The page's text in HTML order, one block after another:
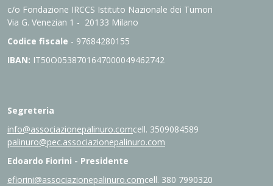
c/o Fondazione IRCCS Istituto Nazionale dei Tumori
Via G. Venezian 1 - 20133 Milano
Codice fiscale - 97684280155
IBAN: IT50O0538701647000049462742
Segreteria
info@associazionepalinuro.comcell. 3509084589
palinuro@pec.associazionepalinuro.com
Edoardo Fiorini - Presidente
efiorini@associazionepalinuro.comcell. 380 7990320